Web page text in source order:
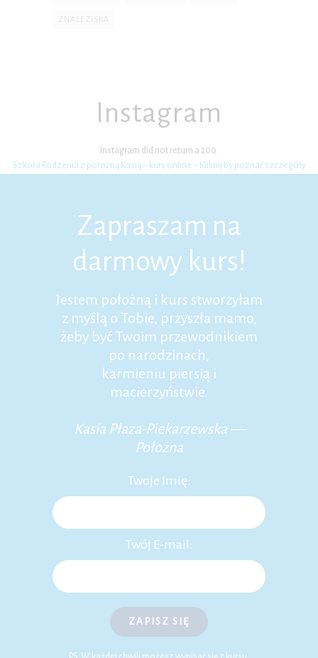
ZNALEZISKA
Instagram
Instagram did not return a 200.
Szkoła Rodzenia z położną Kasią – kurs online – Kliknij by poznać szczegóły
Zapraszam na
darmowy kurs!
Jestem położną i kurs stworzyłam
z myślą o Tobie, przyszła mamo,
żeby być Twoim przewodnikiem
po narodzinach,
karmieniu piersią i
macierzyństwie.
Kasia Płaza-Piekarzewska —
Położna
Twoje Imię:
Twój E-mail:
ZAPISZ SIĘ